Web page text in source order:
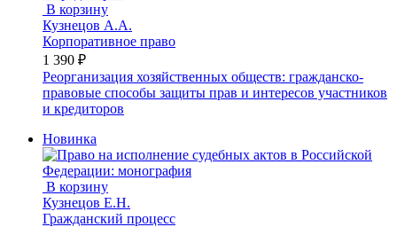
В корзину
Кузнецов А.А.
Корпоративное право
1 390 ₽
Реорганизация хозяйственных обществ: гражданско-
правовые способы защиты прав и интересов участников
и кредиторов
Новинка
В корзину
Кузнецов Е.Н.
Гражданский процесс